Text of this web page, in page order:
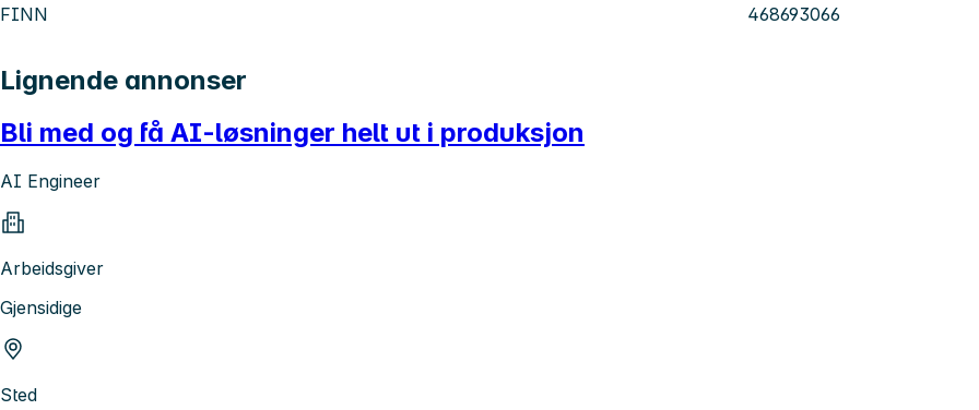
FINN
468693066
Lignende annonser
Bli med og få AI-løsninger helt ut i produksjon
AI Engineer
Arbeidsgiver
Gjensidige
Sted